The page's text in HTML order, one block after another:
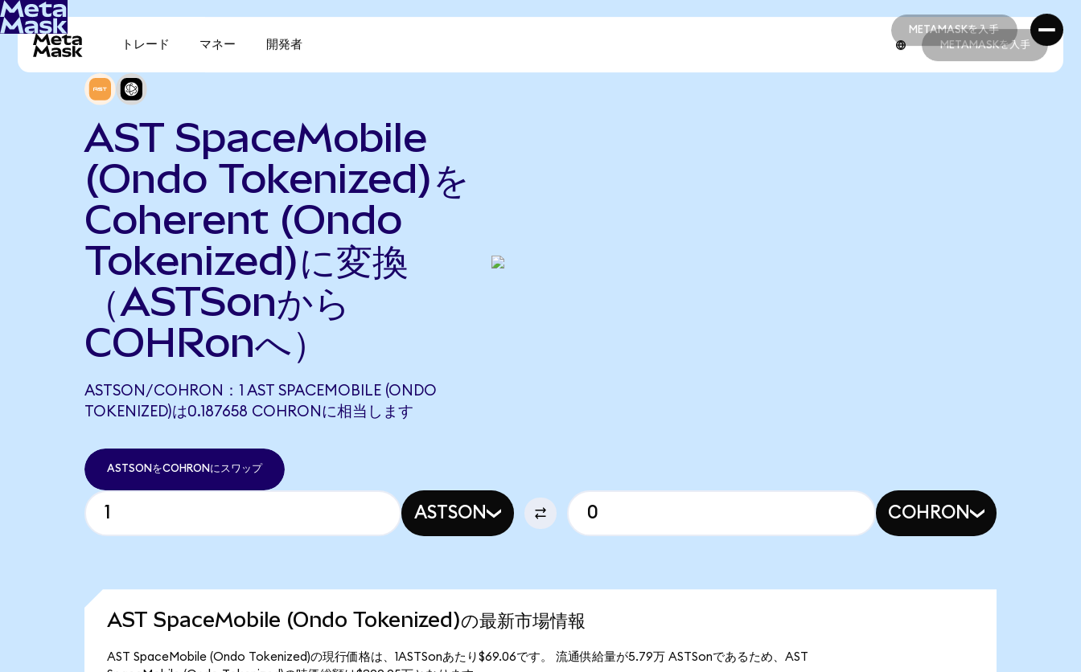
METAMASKを入手
METAMASKを入手
トレード マネー 開発者 METAMASKを入手
AST SpaceMobile
(Ondo Tokenized)を
Coherent (Ondo
Tokenized)に変換
（ASTSonから
COHRonへ）
ASTSON/COHRON：1 AST SPACEMOBILE (ONDO
TOKENIZED)は0.187658 COHRONに相当します
ASTSONをCOHRONにスワップ
ASTSON COHRON
AST SpaceMobile (Ondo Tokenized)の最新市場情報
AST SpaceMobile (Ondo Tokenized)の現行価格は、1ASTSonあたり$69.06です。 流通供給量が5.79万 ASTSonであるため、AST